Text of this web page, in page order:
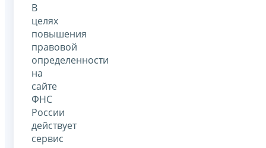
В
целях
повышения
правовой
определенности
на
сайте
ФНС
России
действует
сервис